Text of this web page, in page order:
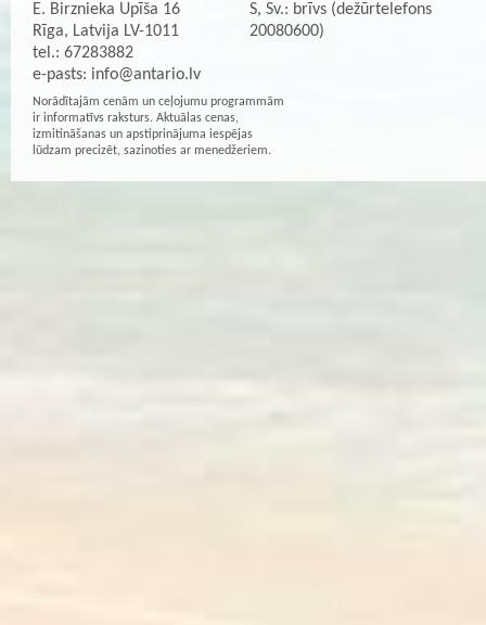
E. Birznieka Upīša 16
Rīga, Latvija LV-1011
tel.: 67283882
e-pasts: info@antario.lv
S, Sv.: brīvs (dežūrtelefons
20080600)
Norādītajām cenām un ceļojumu programmām
ir informatīvs raksturs. Aktuālas cenas,
izmitināšanas un apstiprinājuma iespējas
lūdzam precizēt, sazinoties ar menedžeriem.